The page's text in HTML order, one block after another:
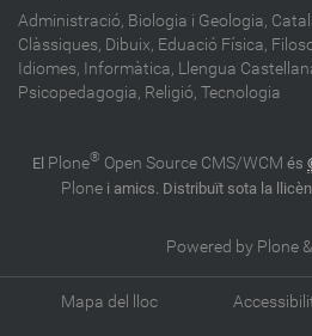
Administració, Biologia i Geologia,
Clàssiques, Dibuix, Eduació Física,
Idiomes, Informàtica, Llengua
Psicopedagogia, Religió, Tecnologia
El Plone® Open Source CMS/WCM és
Plonei amics. Distribuït sota la
Powered by Plone
Mapa del lloc